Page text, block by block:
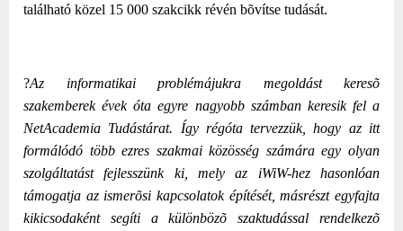
található közel 15 000 szakcikk révén bõvítse tudását.
?Az informatikai problémájukra megoldást keresõ
szakemberek évek óta egyre nagyobb számban keresik fel a
NetAcademia Tudástárat. Így régóta tervezzük, hogy az itt
formálódó több ezres szakmai közösség számára egy olyan
szolgáltatást fejlesszünk ki, mely az iWiW-hez hasonlóan
támogatja az ismerõsi kapcsolatok építését, másrészt egyfajta
kikicsodaként segíti a különbözõ szaktudással rendelkezõ